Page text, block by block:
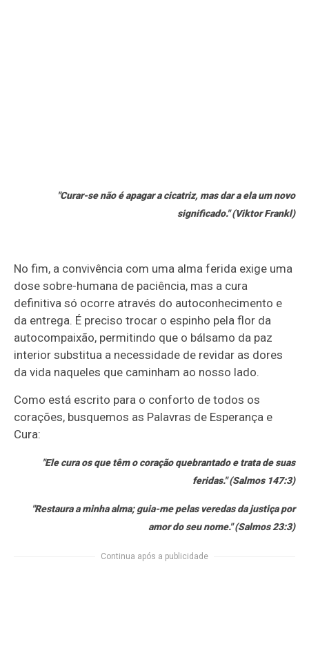
"Curar-se não é apagar a cicatriz, mas dar a ela um novo
significado." (Viktor Frankl)
No fim, a convivência com uma alma ferida exige uma
dose sobre-humana de paciência, mas a cura
definitiva só ocorre através do autoconhecimento e
da entrega. É preciso trocar o espinho pela flor da
autocompaixão, permitindo que o bálsamo da paz
interior substitua a necessidade de revidar as dores
da vida naqueles que caminham ao nosso lado.
Como está escrito para o conforto de todos os
corações, busquemos as Palavras de Esperança e
Cura:
"Ele cura os que têm o coração quebrantado e trata de suas
feridas." (Salmos 147:3)
"Restaura a minha alma; guia-me pelas veredas da justiça por
amor do seu nome." (Salmos 23:3)
Continua após a publicidade